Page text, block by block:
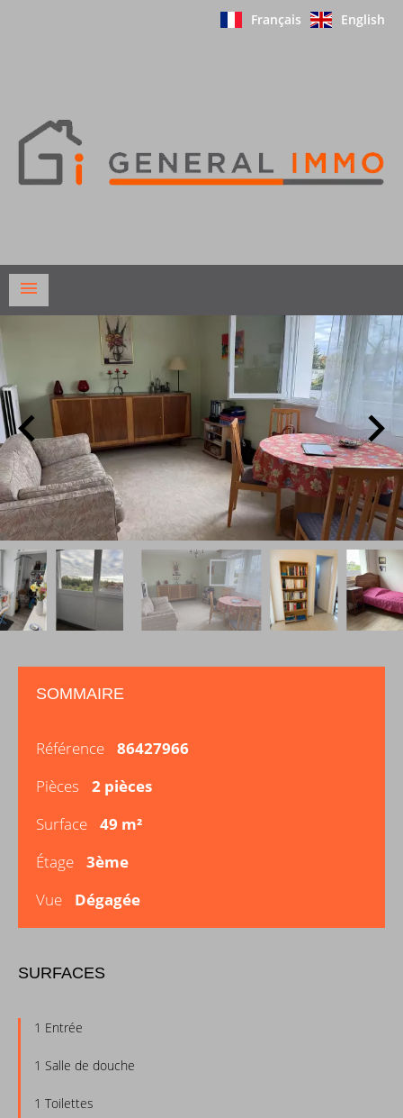
Français English
SOMMAIRE
Référence
86427966
Pièces
2 pièces
Surface
49 m²
Étage
3ème
Vue
Dégagée
SURFACES
1 Entrée
1 Salle de douche
1 Toilettes